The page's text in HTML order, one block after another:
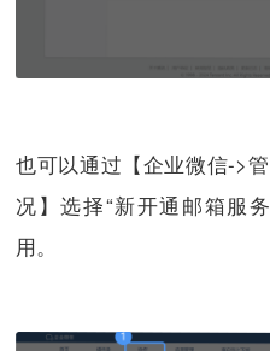
也可以通过【企业微信->
况】选择“新开通邮箱服
用。